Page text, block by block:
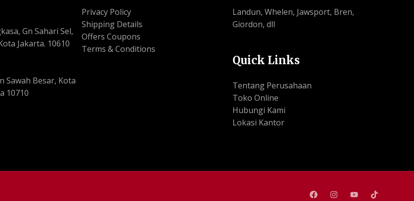
Gn Sahari Sel,
Jakarta. 10610
Sawah Besar, Kota
10710
Privacy Policy
Shipping Details
Offers Coupons
Terms & Conditions
Landun, Whelen, Jawsport, Bren,
Giordon, dll
Quick Links
Tentang Perusahaan
Toko Online
Hubungi Kami
Lokasi Kantor